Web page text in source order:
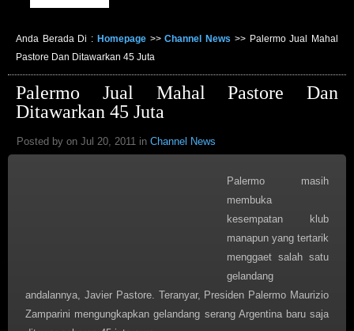
Anda Berada Di : Homepage>>Channel News >> Palermo Jual Mahal
Pastore Dan Ditawarkan 45 Juta
Palermo Jual Mahal Pastore Dan
Ditawarkan 45 Juta
Posted by on Jul 20, 2011 in Channel News
Palermo masih
membuka
kesempatan klub
manapun yang tertarik
menggaet salah satu
gelandang
andalannya, Javier Pastore. Teranyar, Presiden Palermo Maurizio
Zamparini mengungkapkan gelandang serang Argentina baru saja